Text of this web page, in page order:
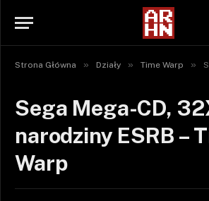
Strona Główna » Działy » Time Warp »
Sega Mega-CD,
narodziny ESRB –
Warp